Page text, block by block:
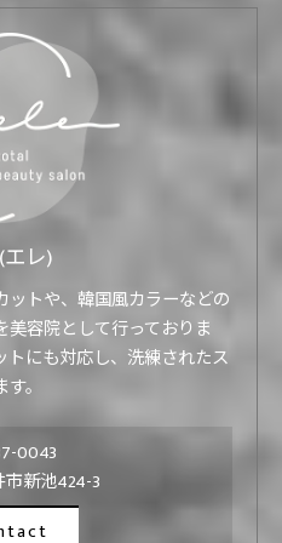
エレ)
トや、韓国風カラーなどの
美容院として行っておりま
にも対応し、洗練されたス
。
0043
新池424-3